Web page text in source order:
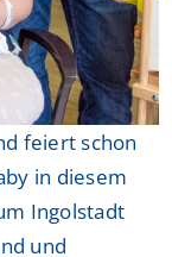
feiert schon
in diesem
Ingolstadt
und